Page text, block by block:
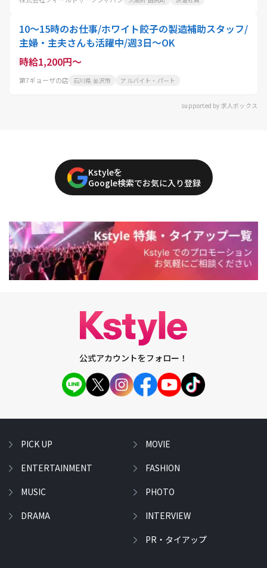
10～15時のお仕事/ホワイト餃子の製造補助スタッフ/
主婦・主夫さんも活躍中/週3日～OK
時給1,200円～
第7ギョーザの店 石川県 金沢市 アルバイト・パート
supported by 求人ボックス
Kstyleを
Google検索でお気に入り登録
公式アカウントをフォロー！
PICK UP
ENTERTAINMENT
MUSIC
DRAMA
MOVIE
FASHION
PHOTO
INTERVIEW
PR・タイアップ